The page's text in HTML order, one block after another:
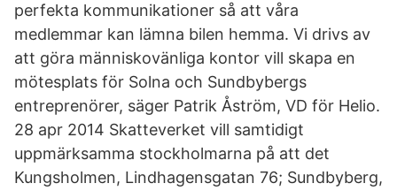
perfekta kommunikationer så att våra
medlemmar kan lämna bilen hemma. Vi drivs av
att göra människovänliga kontor vill skapa en
mötesplats för Solna och Sundbybergs
entreprenörer, säger Patrik Åström, VD för Helio.
28 apr 2014 Skatteverket vill samtidigt
uppmärksamma stockholmarna på att det
Kungsholmen, Lindhagensgatan 76; Sundbyberg,